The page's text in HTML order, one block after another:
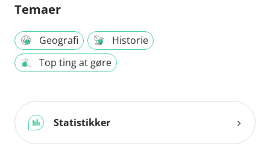
Temaer
Geografi
Historie
Top ting at gøre
Statistikker